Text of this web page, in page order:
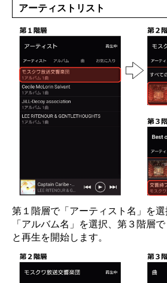
アーティストリスト
第１階層で「アーティスト名」を
「アルバム名」を選択、第３階層
と再生を開始します。